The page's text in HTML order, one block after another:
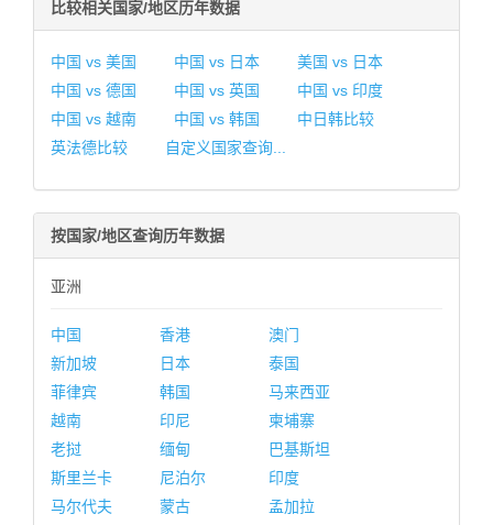
比较相关国家/地区历年数据
中国 vs 美国 中国 vs 日本
美国 vs 日本
中国 vs 德国
中国 vs 英国
中国 vs 印度
中国 vs 越南
中国 vs 韩国
中日韩比较
英法德比较
自定义国家查询...
按国家/地区查询历年数据
亚洲
中国 香港
澳门
新加坡
日本
泰国
菲律宾
韩国
马来西亚
越南
印尼
柬埔寨
老挝
缅甸
巴基斯坦
斯里兰卡
尼泊尔
印度
马尔代夫
蒙古
孟加拉